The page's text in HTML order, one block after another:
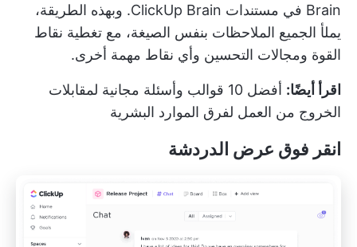
Brain في مستندات ClickUp Brain. وبهذه الطريقة،
يملأ الجميع الملاحظات بنفس الصيغة، مع تغطية نقاط
القوة ومجالات التحسين وأي نقاط مهمة أخرى.
اقرأ أيضًا:
أفضل 10 قوالب وأسئلة مجانية لمقابلات
الخروج من العمل لفرق الموارد البشرية
انقر فوق عرض الدردشة